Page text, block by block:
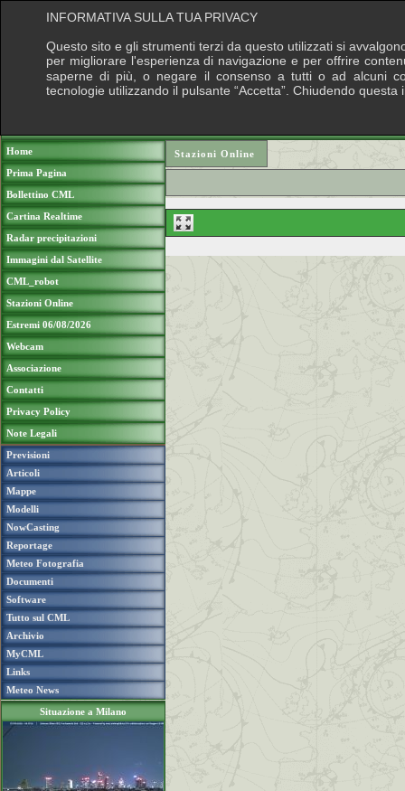
Home
Prima Pagina
Bollettino CML
Cartina Realtime
Radar precipitazioni
Immagini dal Satellite
CML_robot
Stazioni Online
Estremi 06/08/2026
Webcam
Associazione
Contatti
Privacy Policy
Note Legali
Previsioni
Articoli
Mappe
Modelli
NowCasting
Reportage
Meteo Fotografia
Documenti
Software
Tutto sul CML
Archivio
MyCML
Links
Meteo News
Situazione a Milano
Stazioni Online
INFORMATIVA SULLA TUA PRIVACY
Questo sito e gli strumenti terzi da questo utilizzati si
per migliorare l'esperienza di navigazione e per offrire
saperne di più, o negare il consenso a tutti o ad alcuni
tecnologie utilizzando il pulsante “Accetta”. Chiudendo